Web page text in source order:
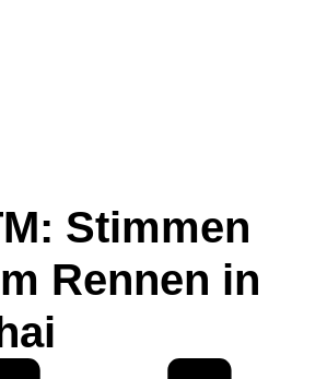
Stimmen
Rennen in